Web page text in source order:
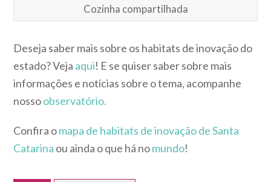
Cozinha compartilhada
Deseja saber mais sobre os habitats de inovação do
estado? Veja aqui! E se quiser saber sobre mais
informações e notícias sobre o tema, acompanhe
nossoobservatório.
Confira omapa de habitats de inovação de Santa
Catarina ou ainda o que há nomundo!